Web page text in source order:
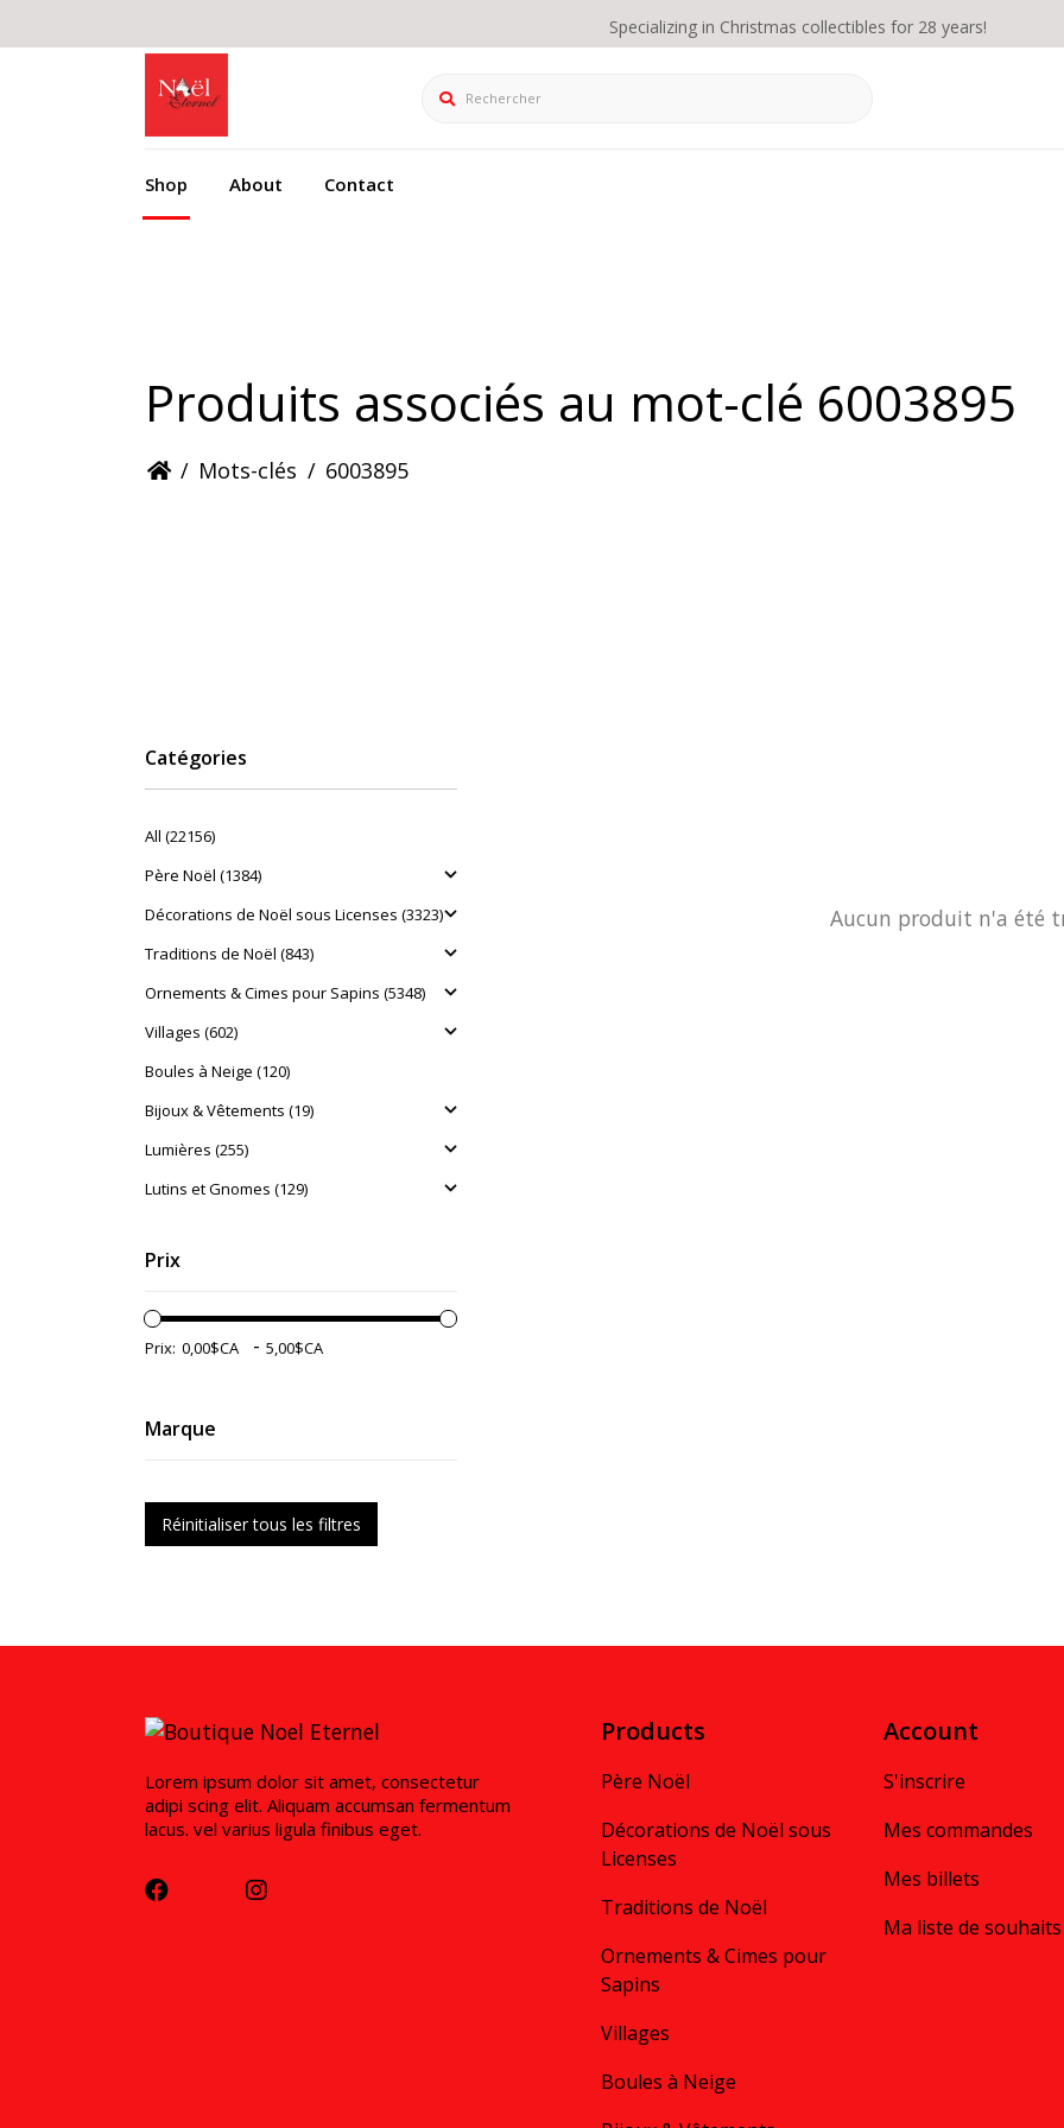
Specializing in Christmas collectibles for 28 years!
Rechercher
Shop About Contact
Produits associés au mot-clé 6003895
/ Mots-clés / 6003895
Catégories
All (22156)
Père Noël (1384)
Décorations de Noël sous Licenses (3323)
Traditions de Noël (843)
Ornements & Cimes pour Sapins (5348)
Villages (602)
Boules à Neige (120)
Bijoux & Vêtements (19)
Lumières (255)
Lutins et Gnomes (129)
Prix
Prix: -
Marque
Réinitialiser tous les filtres
Aucun produit n'a été
Lorem ipsum dolor sit amet, consectetur
adipi scing elit. Aliquam accumsan fermentum
lacus. vel varius ligula finibus eget.
Products
Père Noël
Décorations de Noël sous
Licenses
Traditions de Noël
Ornements & Cimes pour
Sapins
Villages
Boules à Neige
Account
S'inscrire
Mes commandes
Mes billets
Ma liste de souhaits